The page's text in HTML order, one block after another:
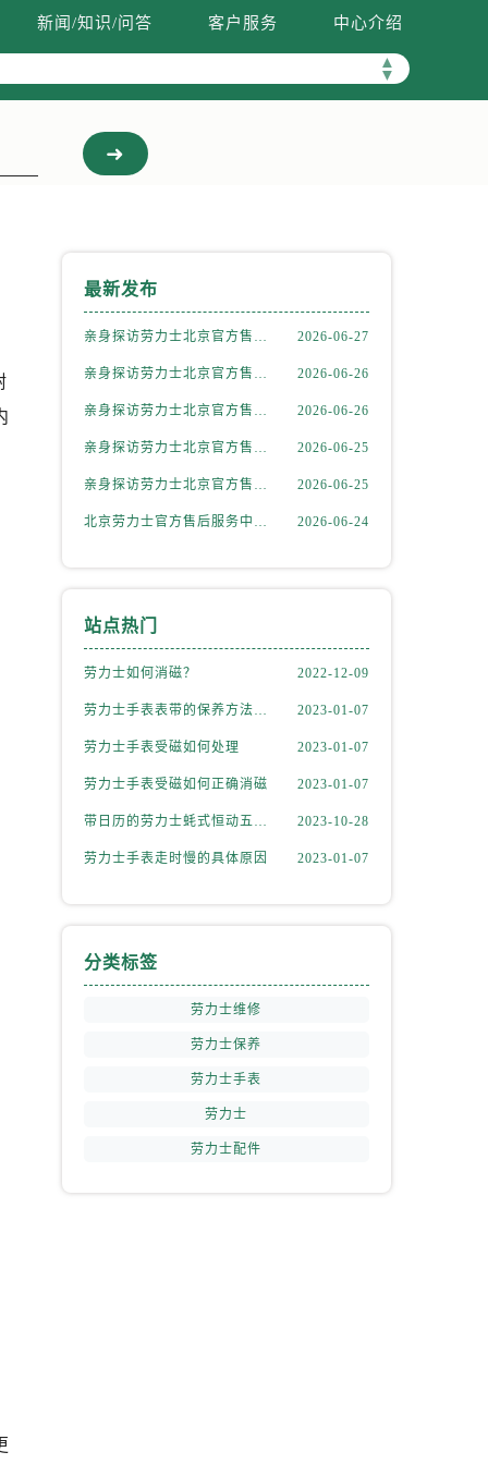
新闻/知识/问答 客户服务 中心介绍
▲
▼
最新发布
亲身探访劳力士北京官方售后服务中心｜全新地址电话一览（2026年7月最新） 2026-06-27
亲身探访劳力士北京官方售后服务中心｜网点地址与售后热线（2026年6月最新） 2026-06-26
亲身探访劳力士北京官方售后服务中心｜网点地址及官方服务电话（2026年6月最新） 2026-06-26
亲身探访劳力士北京官方售后服务中心｜网点地址及售后热线（2026年6月最新） 2026-06-25
亲身探访劳力士北京官方售后服务中心｜完整地址与联系电话（2026年6月最新） 2026-06-25
北京劳力士官方售后服务中心｜详细地址与官方热线权威信息公示（2026年6月最新） 2026-06-24
站点热门
劳力士如何消磁？ 2022-12-09
劳力士手表表带的保养方法有哪些？ 2023-01-07
劳力士手表受磁如何处理 2023-01-07
劳力士手表受磁如何正确消磁 2023-01-07
带日历的劳力士蚝式恒动五位数型号 2023-10-28
劳力士手表走时慢的具体原因 2023-01-07
分类标签
劳力士维修
劳力士保养
劳力士手表
劳力士
劳力士配件